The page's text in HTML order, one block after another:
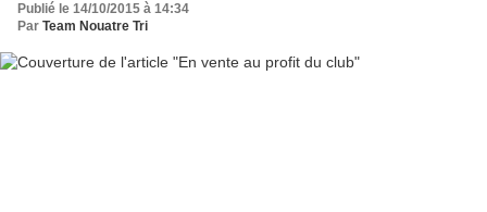
Publié le 14/10/2015 à 14:34
Par Team Nouatre Tri